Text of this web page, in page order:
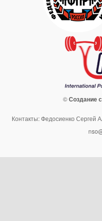
©Создание
Контакты: Федосиенко Сергей